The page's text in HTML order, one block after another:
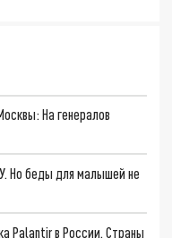
На генералов
Но беды для малышей не
Palantir в России. Страны